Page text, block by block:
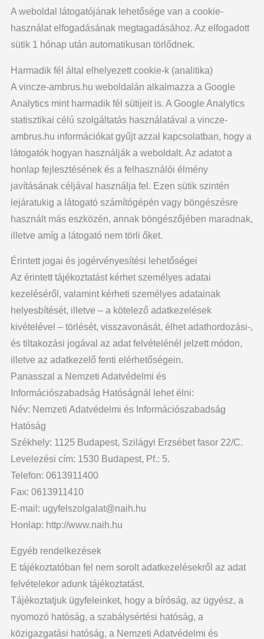
A weboldal látogatójának lehetősége van a cookie-
használat elfogadásának megtagadásához. Az elfogadott
sütik 1 hónap után automatikusan törlődnek.
Harmadik fél által elhelyezett cookie-k (analitika)
A vincze-ambrus.hu weboldalán alkalmazza a Google
Analytics mint harmadik fél sütijeit is. A Google Analytics
statisztikai célú szolgáltatás használatával a vincze-
ambrus.hu információkat gyűjt azzal kapcsolatban, hogy a
látogatók hogyan használják a weboldalt. Az adatot a
honlap fejlesztésének és a felhasználói élmény
javításának céljával használja fel. Ezen sütik szintén
lejáratukig a látogató számítógépén vagy böngészésre
használt más eszközén, annak böngészőjében maradnak,
illetve amíg a látogató nem törli őket.
Érintett jogai és jogérvényesítési lehetőségei
Az érintett tájékoztatást kérhet személyes adatai
kezeléséről, valamint kérheti személyes adatainak
helyesbítését, illetve – a kötelező adatkezelések
kivételével – törlését, visszavonását, élhet adathordozási-,
és tiltakozási jogával az adat felvételénél jelzett módon,
illetve az adatkezelő fenti elérhetőségein.
Panasszal a Nemzeti Adatvédelmi és
Információszabadság Hatóságnál lehet élni:
Név: Nemzeti Adatvédelmi és Információszabadság
Hatóság
Székhely: 1125 Budapest, Szilágyi Erzsébet fasor 22/C.
Levelezési cím: 1530 Budapest, Pf.: 5.
Telefon: 0613911400
Fax: 0613911410
E-mail: ugyfelszolgalat@naih.hu
Honlap: http://www.naih.hu
Egyéb rendelkezések
E tájékoztatóban fel nem sorolt adatkezelésekről az adat
felvételekor adunk tájékoztatást.
Tájékoztatjuk ügyfeleinket, hogy a bíróság, az ügyész, a
nyomozó hatóság, a szabálysértési hatóság, a
közigazgatási hatóság, a Nemzeti Adatvédelmi és